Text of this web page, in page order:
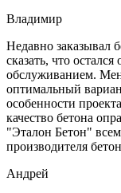
Владимир
Недавно заказывал
сказать, что
обслуживанием.
оптимальный
особенности
качество бетона
"Эталон Бетон"
производителя
Андрей